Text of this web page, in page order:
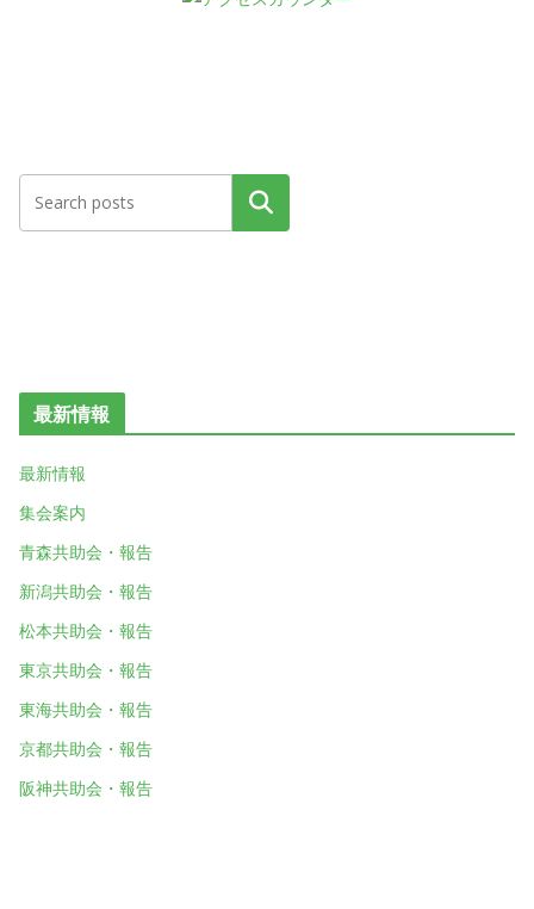
検索
最新情報
最新情報
集会案内
青森共助会・報告
新潟共助会・報告
松本共助会・報告
東京共助会・報告
東海共助会・報告
京都共助会・報告
阪神共助会・報告